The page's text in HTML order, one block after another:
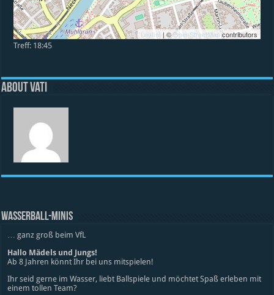
Leaflet| ©OpenStreetMapcontributors
Treff: 18:45
About vati
WASSERBALL-MINIS
… ganz groß beim VfL
Hallo Mädels und Jungs!
Ab 8 Jahren könnt Ihr bei uns mitspielen!
Ihr seid gerne im Wasser, liebt Ballspiele und möchtet Spaß erleben mit
einem tollen Team?